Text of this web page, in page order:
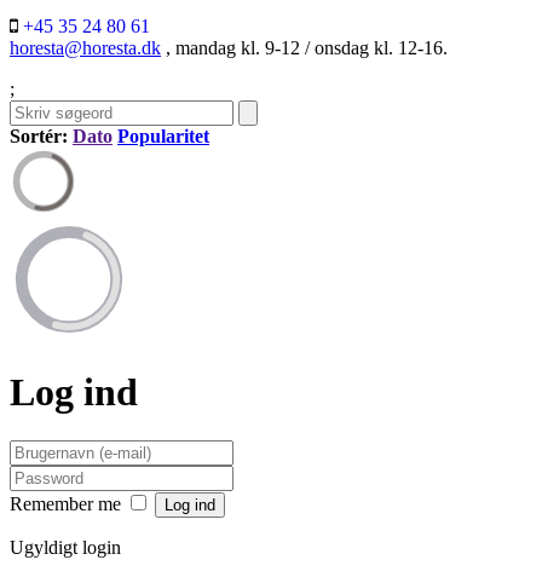
+45 35 24 80 61
horesta@horesta.dk , mandag kl. 9-12 / onsdag kl. 12-16.
;
Sortér: Dato Popularitet
Log ind
Remember me
Ugyldigt login